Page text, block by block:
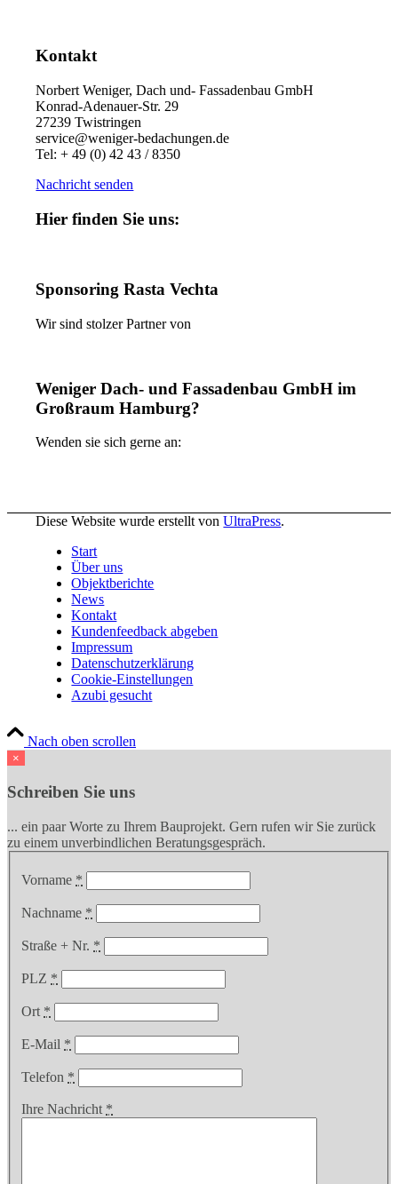
Kontakt
Norbert Weniger, Dach und- Fassadenbau GmbH
Konrad-Adenauer-Str. 29
27239 Twistringen
service@weniger-bedachungen.de
Tel: + 49 (0) 42 43 / 8350
Nachricht senden
Hier finden Sie uns:
Sponsoring Rasta Vechta
Wir sind stolzer Partner von
Weniger Dach- und Fassadenbau GmbH im
Großraum Hamburg?
Wenden sie sich gerne an:
Diese Website wurde erstellt vonUltraPress.
Start
Über uns
Objektberichte
News
Kontakt
Kundenfeedback abgeben
Impressum
Datenschutzerklärung
Cookie-Einstellungen
Azubi gesucht
Nach oben scrollen
×
Schreiben Sie uns
... ein paar Worte zu Ihrem Bauprojekt. Gern rufen wir Sie zurück
zu einem unverbindlichen Beratungsgespräch.
Vorname *
Nachname *
Straße + Nr. *
PLZ *
Ort *
E-Mail *
Telefon *
Ihre Nachricht *